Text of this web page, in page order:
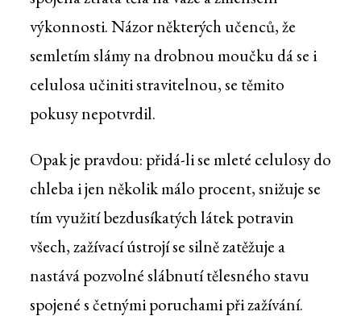
výkonnosti. Názor některých učenců, že
semletím slámy na drobnou moučku dá se i
celulosa učiniti stravitelnou, se těmito
pokusy nepotvrdil.
Opak je pravdou: přidá-li se mleté celulosy do
chleba i jen několik málo procent, snižuje se
tím využití bezdusíkatých látek potravin
všech, zažívací ústrojí se silně zatěžuje a
nastává pozvolné slábnutí tělesného stavu
spojené s četnými poruchami při zažívání.